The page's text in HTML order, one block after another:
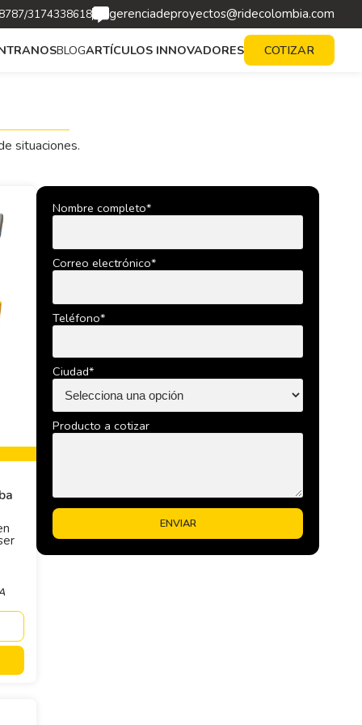
/3174338618 gerenciadeproyectos@ridecolombia.com
BLOGARTÍCULOS INNOVADORES COTIZAR
situaciones.
Nombre completo*
Correo electrónico*
Teléfono*
Ciudad*
Producto a cotizar